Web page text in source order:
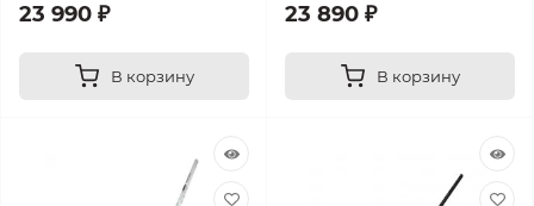
23 990 ₽
В корзину
23 890 ₽
В корзину